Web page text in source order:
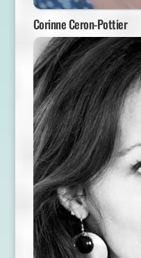
Corinne Ceron-Pottier